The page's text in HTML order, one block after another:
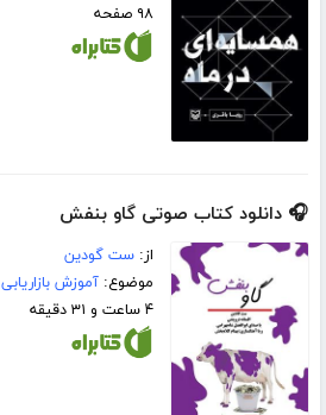
۹۸ صفحه
🎧 دانلود کتاب صوتی گاو بنفش
از:ست گودین
موضوع:آموزش بازاریابی
۴ ساعت و ۳۱ دقیقه